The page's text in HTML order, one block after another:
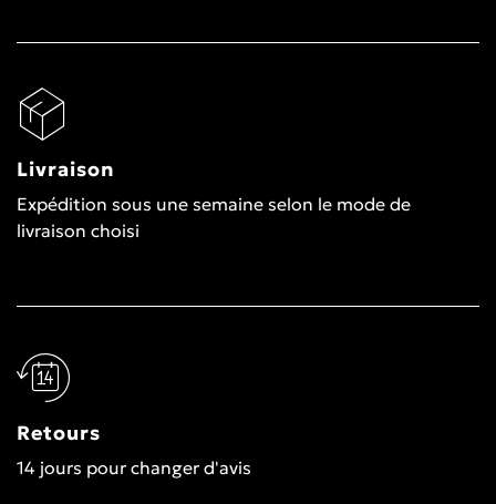
Livraison
Expédition sous une semaine selon le mode de
livraison choisi
Retours
14 jours pour changer d'avis